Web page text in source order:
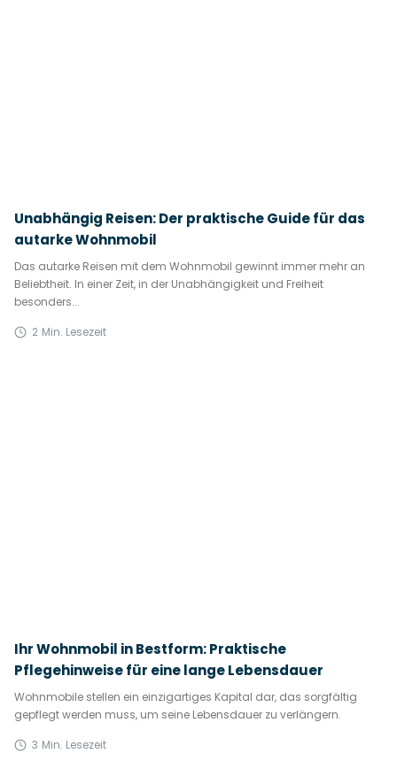
Unabhängig Reisen: Der praktische Guide für das
autarke Wohnmobil
Das autarke Reisen mit dem Wohnmobil gewinnt immer mehr an
Beliebtheit. In einer Zeit, in der Unabhängigkeit und Freiheit
besonders...
2 Min. Lesezeit
Ihr Wohnmobil in Bestform: Praktische
Pflegehinweise für eine lange Lebensdauer
Wohnmobile stellen ein einzigartiges Kapital dar, das sorgfältig
gepflegt werden muss, um seine Lebensdauer zu verlängern.
3 Min. Lesezeit